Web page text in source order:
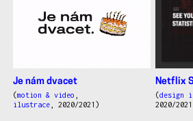
Je nám dvacet
(motion & video
ilustrace, 2020/2021)
Netflix
(design
2020/